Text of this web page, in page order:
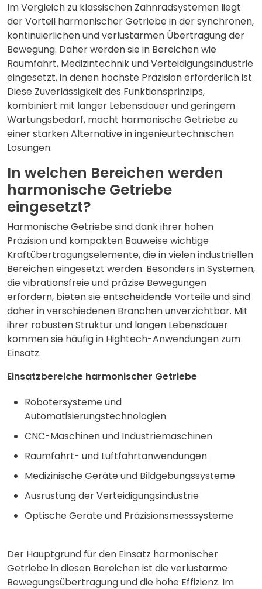
Im Vergleich zu klassischen Zahnradsystemen liegt
der Vorteil harmonischer Getriebe in der synchronen,
kontinuierlichen und verlustarmen Übertragung der
Bewegung. Daher werden sie in Bereichen wie
Raumfahrt, Medizintechnik und Verteidigungsindustrie
eingesetzt, in denen höchste Präzision erforderlich ist.
Diese Zuverlässigkeit des Funktionsprinzips,
kombiniert mit langer Lebensdauer und geringem
Wartungsbedarf, macht harmonische Getriebe zu
einer starken Alternative in ingenieurtechnischen
Lösungen.
In welchen Bereichen werden
harmonische Getriebe
eingesetzt?
Harmonische Getriebe sind dank ihrer hohen
Präzision und kompakten Bauweise wichtige
Kraftübertragungselemente, die in vielen industriellen
Bereichen eingesetzt werden. Besonders in Systemen,
die vibrationsfreie und präzise Bewegungen
erfordern, bieten sie entscheidende Vorteile und sind
daher in verschiedenen Branchen unverzichtbar. Mit
ihrer robusten Struktur und langen Lebensdauer
kommen sie häufig in Hightech-Anwendungen zum
Einsatz.
Einsatzbereiche harmonischer Getriebe
Robotersysteme und
Automatisierungstechnologien
CNC-Maschinen und Industriemaschinen
Raumfahrt- und Luftfahrtanwendungen
Medizinische Geräte und Bildgebungssysteme
Ausrüstung der Verteidigungsindustrie
Optische Geräte und Präzisionsmesssysteme
Der Hauptgrund für den Einsatz harmonischer
Getriebe in diesen Bereichen ist die verlustarme
Bewegungsübertragung und die hohe Effizienz. Im